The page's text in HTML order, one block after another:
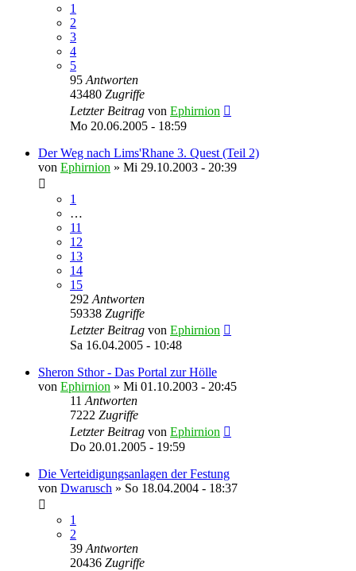
1
2
3
4
5
95 Antworten
43480 Zugriffe
Letzter Beitrag von Ephirnion
Mo 20.06.2005 - 18:59
Der Weg nach Lims'Rhane 3. Quest (Teil 2)
von Ephirnion » Mi 29.10.2003 - 20:39
1
…
11
12
13
14
15
292 Antworten
59338 Zugriffe
Letzter Beitrag von Ephirnion
Sa 16.04.2005 - 10:48
Sheron Sthor - Das Portal zur Hölle
von Ephirnion » Mi 01.10.2003 - 20:45
11 Antworten
7222 Zugriffe
Letzter Beitrag von Ephirnion
Do 20.01.2005 - 19:59
Die Verteidigungsanlagen der Festung
von Dwarusch » So 18.04.2004 - 18:37
1
2
39 Antworten
20436 Zugriffe